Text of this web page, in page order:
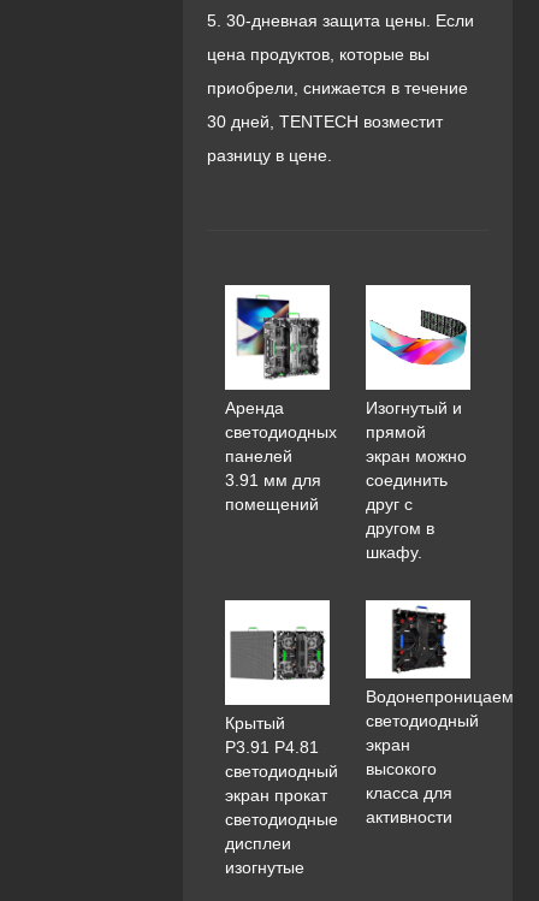
5. 30-дневная защита цены. Если
цена продуктов, которые вы
приобрели, снижается в течение
30 дней, TENTECH возместит
разницу в цене.
Аренда
светодиодных
панелей
3.91 мм для
помещений
Изогнутый и
прямой
экран можно
соединить
друг с
другом в
шкафу.
Крытый
P3.91 P4.81
светодиодный
экран прокат
светодиодные
дисплеи
изогнутые
Водонепроницаемый
светодиодный
экран
высокого
класса для
активности